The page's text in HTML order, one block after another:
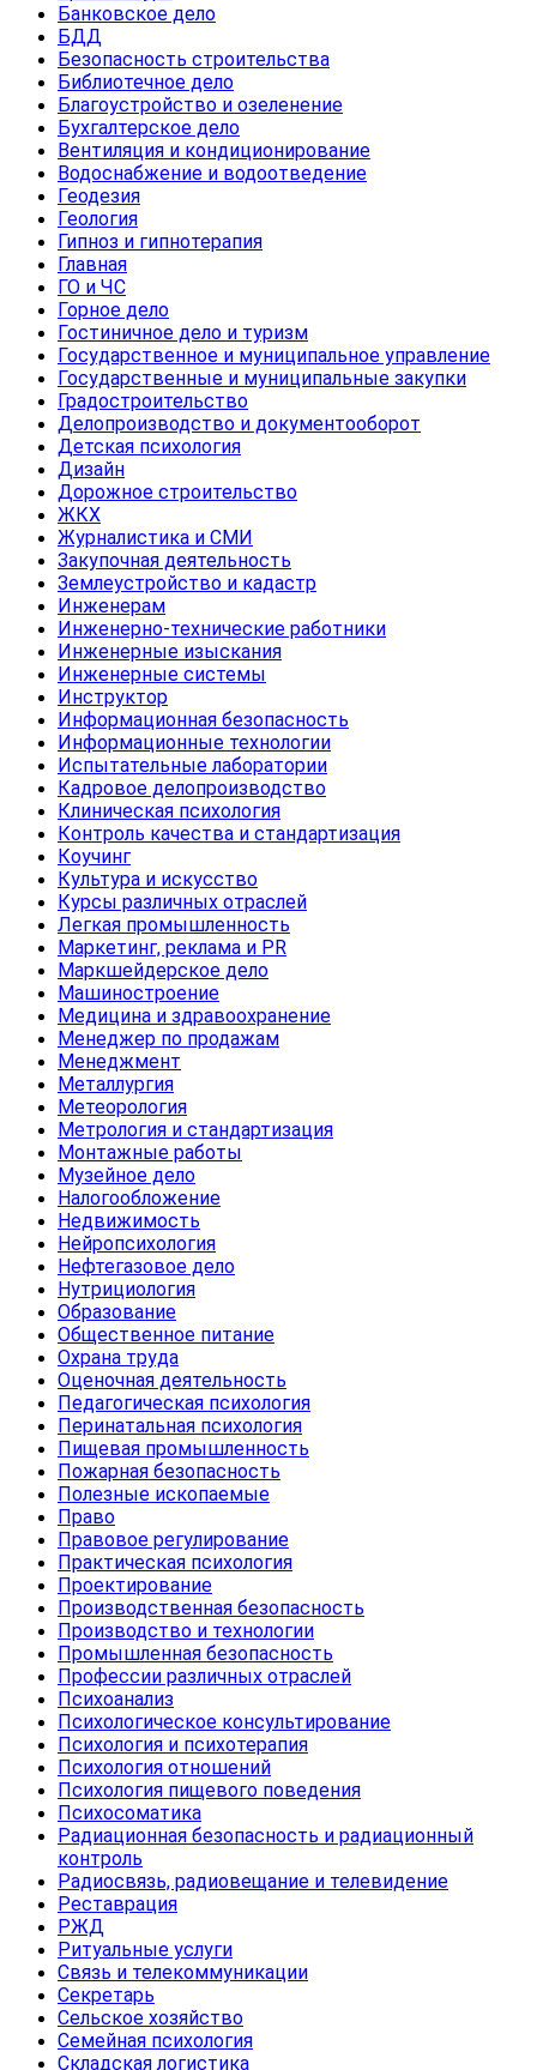
Банковское дело
БДД
Безопасность строительства
Библиотечное дело
Благоустройство и озеленение
Бухгалтерское дело
Вентиляция и кондиционирование
Водоснабжение и водоотведение
Геодезия
Геология
Гипноз и гипнотерапия
Главная
ГО и ЧС
Горное дело
Гостиничное дело и туризм
Государственное и муниципальное управление
Государственные и муниципальные закупки
Градостроительство
Делопроизводство и документооборот
Детская психология
Дизайн
Дорожное строительство
ЖКХ
Журналистика и СМИ
Закупочная деятельность
Землеустройство и кадастр
Инженерам
Инженерно-технические работники
Инженерные изыскания
Инженерные системы
Инструктор
Информационная безопасность
Информационные технологии
Испытательные лаборатории
Кадровое делопроизводство
Клиническая психология
Контроль качества и стандартизация
Коучинг
Культура и искусство
Курсы различных отраслей
Легкая промышленность
Маркетинг, реклама и PR
Маркшейдерское дело
Машиностроение
Медицина и здравоохранение
Менеджер по продажам
Менеджмент
Металлургия
Метеорология
Метрология и стандартизация
Монтажные работы
Музейное дело
Налогообложение
Недвижимость
Нейропсихология
Нефтегазовое дело
Нутрициология
Образование
Общественное питание
Охрана труда
Оценочная деятельность
Педагогическая психология
Перинатальная психология
Пищевая промышленность
Пожарная безопасность
Полезные ископаемые
Право
Правовое регулирование
Практическая психология
Проектирование
Производственная безопасность
Производство и технологии
Промышленная безопасность
Профессии различных отраслей
Психоанализ
Психологическое консультирование
Психология и психотерапия
Психология отношений
Психология пищевого поведения
Психосоматика
Радиационная безопасность и радиационный
контроль
Радиосвязь, радиовещание и телевидение
Реставрация
РЖД
Ритуальные услуги
Связь и телекоммуникации
Секретарь
Сельское хозяйство
Семейная психология
Складская логистика